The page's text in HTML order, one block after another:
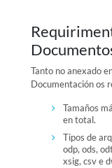
Tanto no anexado
Documentación os
Tamaños
en total.
Tipos de
odp, ods,
xsig, csv e